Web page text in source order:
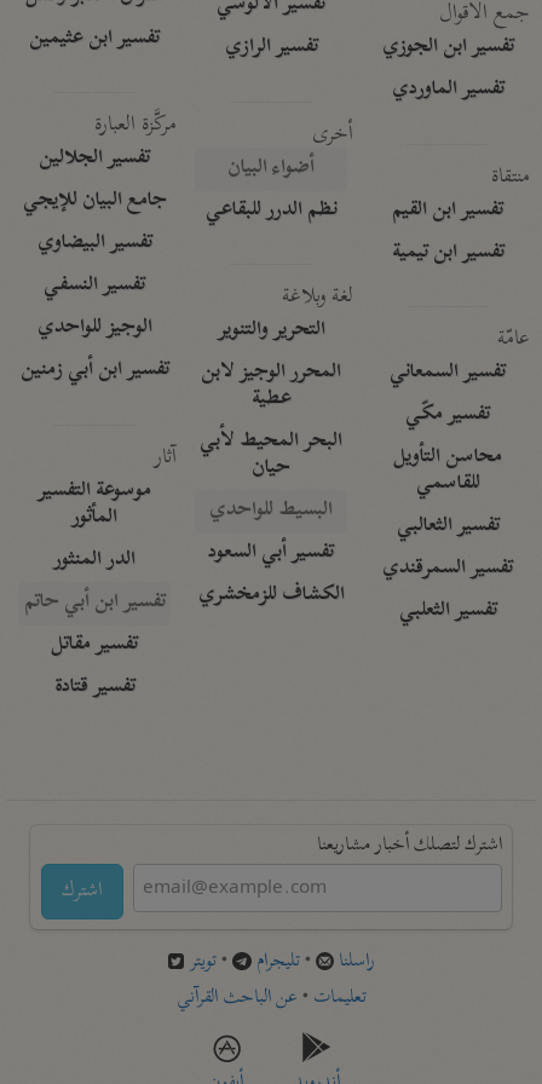
جمع الأقوال
تفسير ابن الجوزي
تفسير الماوردي
منتقاة
تفسير ابن القيم
تفسير ابن تيمية
عامّة
تفسير السمعاني
تفسير مكّي
محاسن التأويل
للقاسمي
تفسير الثعالبي
تفسير السمرقندي
تفسير الثعلبي
تفسير الرازي
أخرى
أضواء البيان
نظم الدرر للبقاعي
لغة وبلاغة
التحرير والتنوير
المحرر الوجيز لابن
عطية
البحر المحيط لأبي
حيان
البسيط للواحدي
تفسير أبي السعود
الكشاف للزمخشري
تفسير ابن عثيمين
مركَّزة العبارة
تفسير الجلالين
جامع البيان للإيجي
تفسير البيضاوي
تفسير النسفي
الوجيز للواحدي
تفسير ابن أبي زمنين
آثار
موسوعة التفسير
المأثور
الدر المنثور
تفسير ابن أبي حاتم
تفسير مقاتل
تفسير قتادة
اشترك لتصلك أخبار مشاريعنا
اشترك
راسلنا •تليجرام •تويتر
تعليمات •عن الباحث القرآني